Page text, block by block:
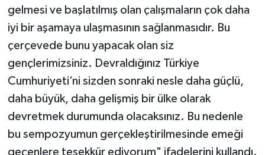
gelmesi ve başlatılmış olan çalışmaların çok daha
iyi bir aşamaya ulaşmasının sağlanmasıdır. Bu
çerçevede bunu yapacak olan siz
gençlerimizsiniz. Devraldığınız Türkiye
Cumhuriyeti’ni sizden sonraki nesle daha güçlü,
daha büyük, daha gelişmiş bir ülke olarak
devretmek durumunda olacaksınız. Bu nedenle
bu sempozyumun gerçekleştirilmesinde emeği
geçenlere teşekkür ediyorum" ifadelerini kullandı.